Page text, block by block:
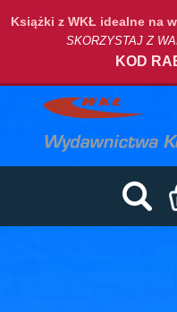
Książki z WKŁ idealne na
SKORZYSTAJ Z
KOD